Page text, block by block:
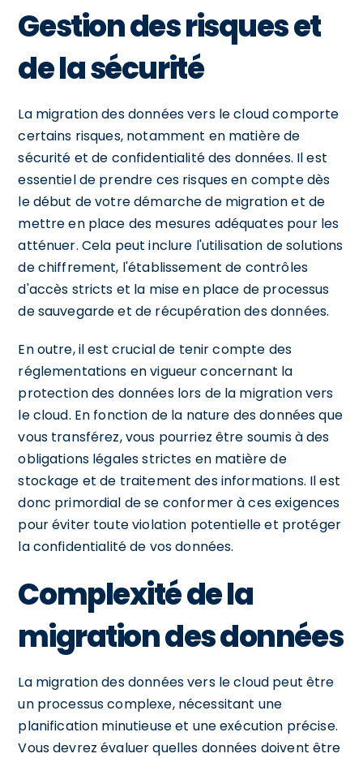
Gestion des risques et
de la sécurité
La migration des données vers le cloud comporte
certains risques, notamment en matière de
sécurité et de confidentialité des données. Il est
essentiel de prendre ces risques en compte dès
le début de votre démarche de migration et de
mettre en place des mesures adéquates pour les
atténuer. Cela peut inclure l'utilisation de solutions
de chiffrement, l'établissement de contrôles
d'accès stricts et la mise en place de processus
de sauvegarde et de récupération des données.
En outre, il est crucial de tenir compte des
réglementations en vigueur concernant la
protection des données lors de la migration vers
le cloud. En fonction de la nature des données que
vous transférez, vous pourriez être soumis à des
obligations légales strictes en matière de
stockage et de traitement des informations. Il est
donc primordial de se conformer à ces exigences
pour éviter toute violation potentielle et protéger
la confidentialité de vos données.
Complexité de la
migration des données
La migration des données vers le cloud peut être
un processus complexe, nécessitant une
planification minutieuse et une exécution précise.
Vous devrez évaluer quelles données doivent être